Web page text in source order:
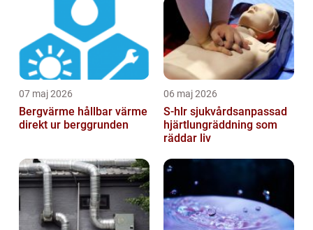
07 maj 2026
Bergvärme hållbar värme
direkt ur berggrunden
06 maj 2026
S-hlr sjukvårdsanpassad
hjärtlungräddning som
räddar liv